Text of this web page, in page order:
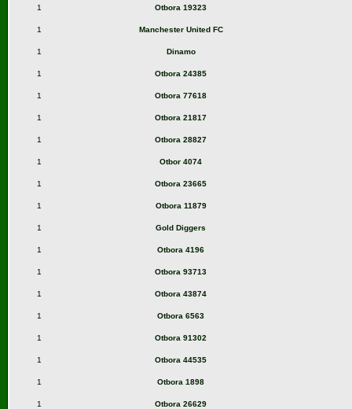
1 Otbora 19323
1 Manchester United FC
1 Dinamo
1 Otbora 24385
1 Otbora 77618
1 Otbora 21817
1 Otbora 28827
1 Otbor 4074
1 Otbora 23665
1 Otbora 11879
1 Gold Diggers
1 Otbora 4196
1 Otbora 93713
1 Otbora 43874
1 Otbora 6563
1 Otbora 91302
1 Otbora 44535
1 Otbora 1898
1 Otbora 26629